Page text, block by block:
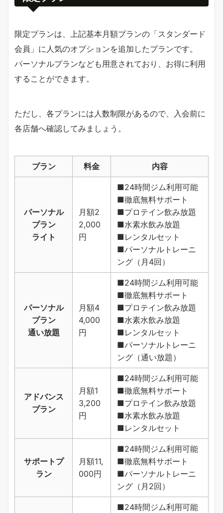
限定プランは、上記基本月額プランの「スタンダード
会員」に人気のオプションを追加したプランです。
パーソナルプランなども用意されており、お得に利用
することができます。
ただし、各プランには人数制限があるので、入会前に
各店舗へ確認してみましょう。
プラン 料金 内容
パーソナル
プラン
ライト
月額2
2,000
円
■24時間ジム利用可能
■徹底無料サポート
■プロテイン飲み放題
■水素水飲み放題
■レンタルセット
■パーソナルトレーニ
ング（月4回）
パーソナル
プラン
通い放題
月額4
4,000
円
■24時間ジム利用可能
■徹底無料サポート
■プロテイン飲み放題
■水素水飲み放題
■レンタルセット
■パーソナルトレーニ
ング（通い放題）
アドバンス
プラン
月額1
3,200
円
■24時間ジム利用可能
■徹底無料サポート
■プロテイン飲み放題
■水素水飲み放題
■レンタルセット
サポートプ
ラン
月額11,
000円
■24時間ジム利用可能
■徹底無料サポート
■パーソナルトレーニ
ング（月2回）
■24時間ジム利用可能